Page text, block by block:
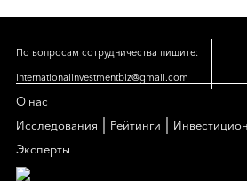
По вопросам сотрудничества пишите:
internationalinvestmentbiz@gmail.com
О нас
Исследования
Рейтинги
Эксперты